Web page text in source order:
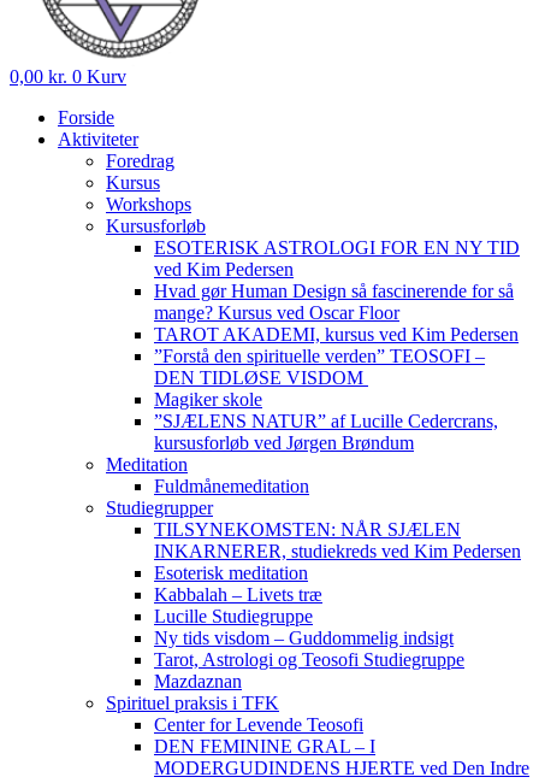
0,00 kr. 0 Kurv
Forside
Aktiviteter
Foredrag
Kursus
Workshops
Kursusforløb
ESOTERISK ASTROLOGI FOR EN NY TID
ved Kim Pedersen
Hvad gør Human Design så fascinerende for så
mange? Kursus ved Oscar Floor
TAROT AKADEMI, kursus ved Kim Pedersen
”Forstå den spirituelle verden” TEOSOFI –
DEN TIDLØSE VISDOM
Magiker skole
”SJÆLENS NATUR” af Lucille Cedercrans,
kursusforløb ved Jørgen Brøndum
Meditation
Fuldmånemeditation
Studiegrupper
TILSYNEKOMSTEN: NÅR SJÆLEN
INKARNERER, studiekreds ved Kim Pedersen
Esoterisk meditation
Kabbalah – Livets træ
Lucille Studiegruppe
Ny tids visdom – Guddommelig indsigt
Tarot, Astrologi og Teosofi Studiegruppe
Mazdaznan
Spirituel praksis i TFK
Center for Levende Teosofi
DEN FEMININE GRAL – I
MODERGUDINDENS HJERTE ved Den Indre